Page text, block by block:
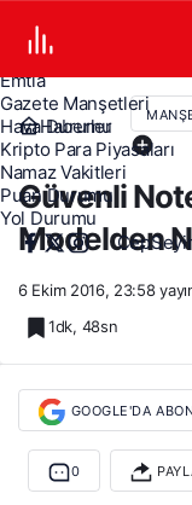
Covid 19
Döviz Kurları
Emtia
Gazete Manşetleri
Hava Durumu
Kripto Para Piyasaları
Namaz Vakitleri
Puan Durumu
Yol Durumu
Haberler
Güvenli
Modelden
6 Ekim 2016, 23:58
1dk, 48sn
GOOGLE'DA
0